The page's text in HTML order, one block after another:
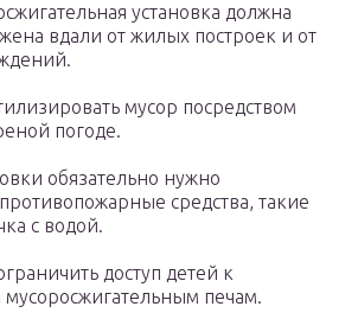
установка должна
вдали от жилых построек и от
мусор посредством
погоде.
обязательно нужно
средства, такие
с водой.
доступ детей к
печам.